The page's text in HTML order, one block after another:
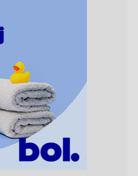
vermelde kappers
föhnen en kleuren,
balyage, invlechten,
een
up & visagie,
het trimmen van
zoekresultaten
filter en u